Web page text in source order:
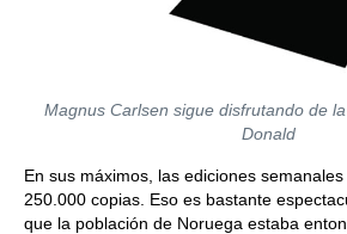
Magnus Carlsen sigue disfrutando de
Donald
En sus máximos, las ediciones
250.000 copias. Eso es bastante
que la población de Noruega estaba